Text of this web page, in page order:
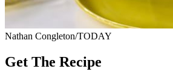
Nathan Congleton/TODAY
Get The Recipe